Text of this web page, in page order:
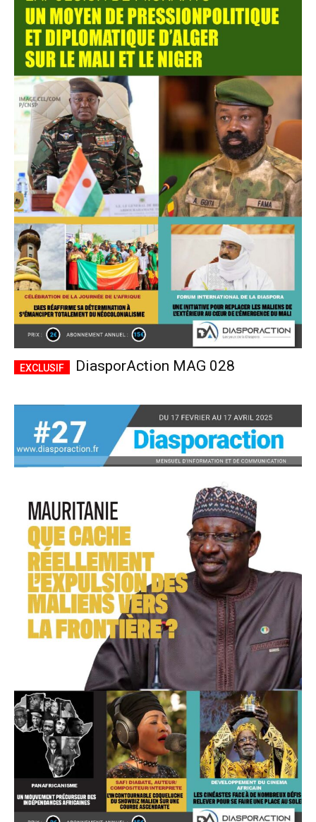
DiasporAction MAG 028